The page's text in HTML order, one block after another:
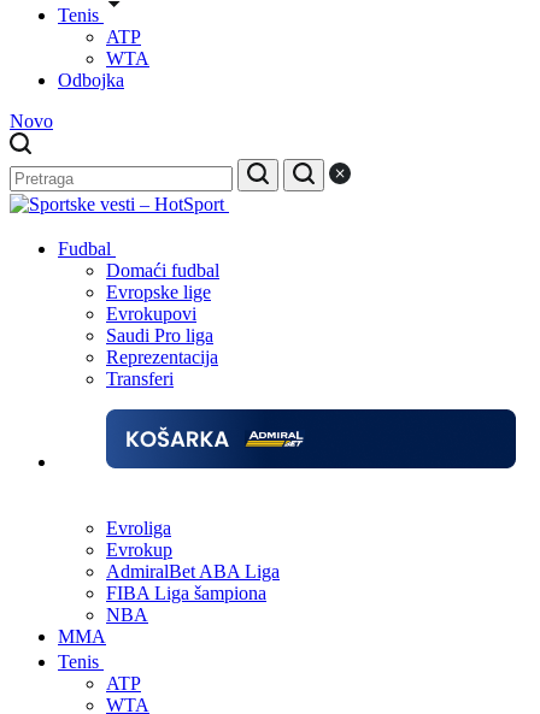
Tenis
ATP
WTA
Odbojka
Novo
Fudbal
Domaći fudbal
Evropske lige
Evrokupovi
Saudi Pro liga
Reprezentacija
Transferi
Evroliga
Evrokup
AdmiralBet ABA Liga
FIBA Liga šampiona
NBA
MMA
Tenis
ATP
WTA